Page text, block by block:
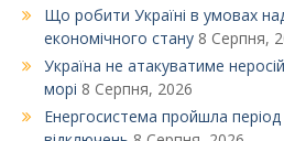
Що робити Україні в умовах
економічного стану 8 Серпня,
Україна не атакуватиме
морі 8 Серпня, 2026
Енергосистема пройшла